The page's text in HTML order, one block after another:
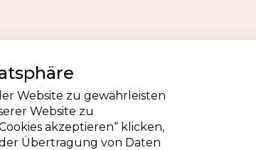
Website zu gewährleisten
Website zu
akzeptieren“ klicken,
Übertragung von Daten